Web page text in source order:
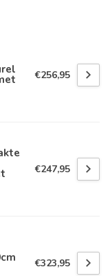
€256,95
€247,95
€323,95